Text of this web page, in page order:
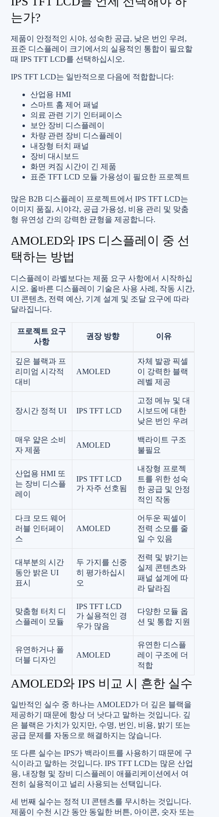
는가?
제품이 안정적인 시야, 성숙한 공급, 낮은 번인 우려,
표준 디스플레이 크기에서의 실용적인 통합이 필요할
때 IPS TFT LCD를 선택하십시오.
IPS TFT LCD는 일반적으로 다음에 적합합니다:
산업용 HMI
스마트 홈 제어 패널
의료 관련 기기 인터페이스
보안 장비 디스플레이
차량 관련 장비 디스플레이
내장형 터치 패널
장비 대시보드
화면 켜짐 시간이 긴 제품
표준 TFT LCD 모듈 가용성이 필요한 프로젝트
많은 B2B 디스플레이 프로젝트에서 IPS TFT LCD는
이미지 품질, 시야각, 공급 가용성, 비용 관리 및 맞춤
형 유연성 간의 강력한 균형을 제공합니다.
AMOLED와 IPS 디스플레이 중 선
택하는 방법
디스플레이 라벨보다는 제품 요구 사항에서 시작하십
시오. 올바른 디스플레이 기술은 사용 사례, 작동 시간,
UI 콘텐츠, 전력 예산, 기계 설계 및 조달 요구에 따라
달라집니다.
프로젝트 요구
사항
권장 방향 이유
깊은 블랙과 프
리미엄 시각적
대비
AMOLED
자체 발광 픽셀
이 강력한 블랙
레벨 제공
장시간 정적 UI IPS TFT LCD
고정 메뉴 및 대
시보드에 대한
낮은 번인 우려
매우 얇은 소비
자 제품
AMOLED
백라이트 구조
불필요
산업용 HMI 또
는 장비 디스플
레이
IPS TFT LCD
가 자주 선호됨
내장형 프로젝
트를 위한 성숙
한 공급 및 안정
적인 작동
다크 모드 웨어
러블 인터페이
스
AMOLED
어두운 픽셀이
전력 소모를 줄
일 수 있음
대부분의 시간
동안 밝은 UI
표시
두 가지를 신중
히 평가하십시
오
전력 및 밝기는
실제 콘텐츠와
패널 설계에 따
라 달라짐
맞춤형 터치 디
스플레이 모듈
IPS TFT LCD
가 실용적인 경
우가 많음
다양한 모듈 옵
션 및 통합 지원
유연하거나 폴
더블 디자인
AMOLED
유연한 디스플
레이 구조에 더
적합
AMOLED와 IPS 비교 시 흔한 실수
일반적인 실수 중 하나는 AMOLED가 더 깊은 블랙을
제공하기 때문에 항상 더 낫다고 말하는 것입니다. 깊
은 블랙은 가치가 있지만, 수명, 번인, 비용, 밝기 또는
공급 문제를 자동으로 해결하지는 않습니다.
또 다른 실수는 IPS가 백라이트를 사용하기 때문에 구
식이라고 말하는 것입니다. IPS TFT LCD는 많은 산업
용, 내장형 및 장비 디스플레이 애플리케이션에서 여
전히 실용적이고 널리 사용되는 선택입니다.
세 번째 실수는 정적 UI 콘텐츠를 무시하는 것입니다.
제품이 수천 시간 동안 동일한 버튼, 아이콘, 숫자 또는